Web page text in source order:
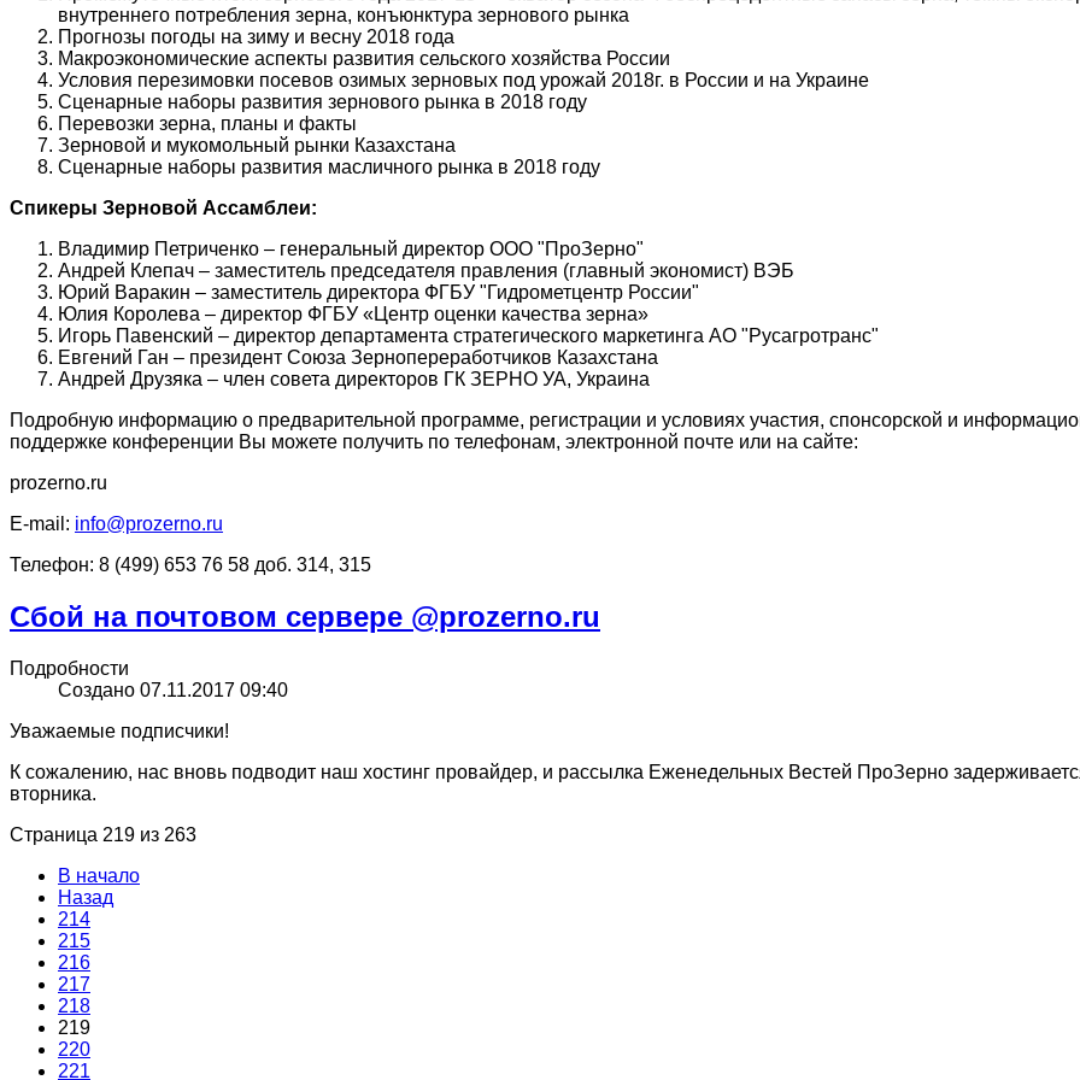
внутреннего потребления зерна, конъюнктура зернового рынка
Прогнозы погоды на зиму и весну 2018 года
Макроэкономические аспекты развития сельского хозяйства России
Условия перезимовки посевов озимых зерновых под урожай 2018г. в России и на Украине
Сценарные наборы развития зернового рынка в 2018 году
Перевозки зерна, планы и факты
Зерновой и мукомольный рынки Казахстана
Сценарные наборы развития масличного рынка в 2018 году
Спикеры Зерновой Ассамблеи:
Владимир Петриченко – генеральный директор ООО "ПроЗерно"
Андрей Клепач – заместитель председателя правления (главный экономист) ВЭБ
Юрий Варакин – заместитель директора ФГБУ "Гидрометцентр России"
Юлия Королева – директор ФГБУ «Центр оценки качества зерна»
Игорь Павенский – директор департамента стратегического маркетинга АО "Русагротранс"
Евгений Ган – президент Союза Зернопереработчиков Казахстана
Андрей Друзяка – член совета директоров ГК ЗЕРНО УА, Украина
Подробную информацию о предварительной программе, регистрации и условиях участия, спонсорской и
поддержке конференции Вы можете получить по телефонам, электронной почте или на сайте:
prozerno.ru
E-mail: info@prozerno.ru
Телефон: 8 (499) 653 76 58 доб. 314, 315
Сбой на почтовом сервере @prozerno.ru
Подробности
Создано 07.11.2017 09:40
Уважаемые подписчики!
К сожалению, нас вновь подводит наш хостинг провайдер, и рассылка Еженедельных Вестей ПроЗерно
вторника.
Страница 219 из 263
В начало
Назад
214
215
216
217
218
219
220
221